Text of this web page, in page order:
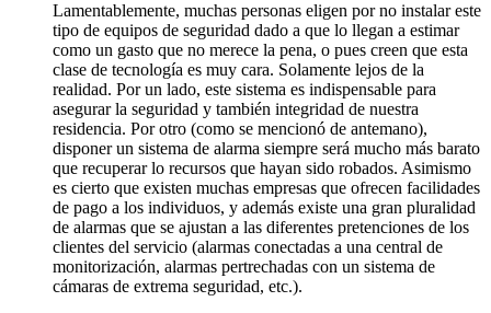
Lamentablemente, muchas personas eligen por no instalar este
tipo de equipos de seguridad dado a que lo llegan a estimar
como un gasto que no merece la pena, o pues creen que esta
clase de tecnología es muy cara. Solamente lejos de la
realidad. Por un lado, este sistema es indispensable para
asegurar la seguridad y también integridad de nuestra
residencia. Por otro (como se mencionó de antemano),
disponer un sistema de alarma siempre será mucho más barato
que recuperar lo recursos que hayan sido robados. Asimismo
es cierto que existen muchas empresas que ofrecen facilidades
de pago a los individuos, y además existe una gran pluralidad
de alarmas que se ajustan a las diferentes pretenciones de los
clientes del servicio (alarmas conectadas a una central de
monitorización, alarmas pertrechadas con un sistema de
cámaras de extrema seguridad, etc.).